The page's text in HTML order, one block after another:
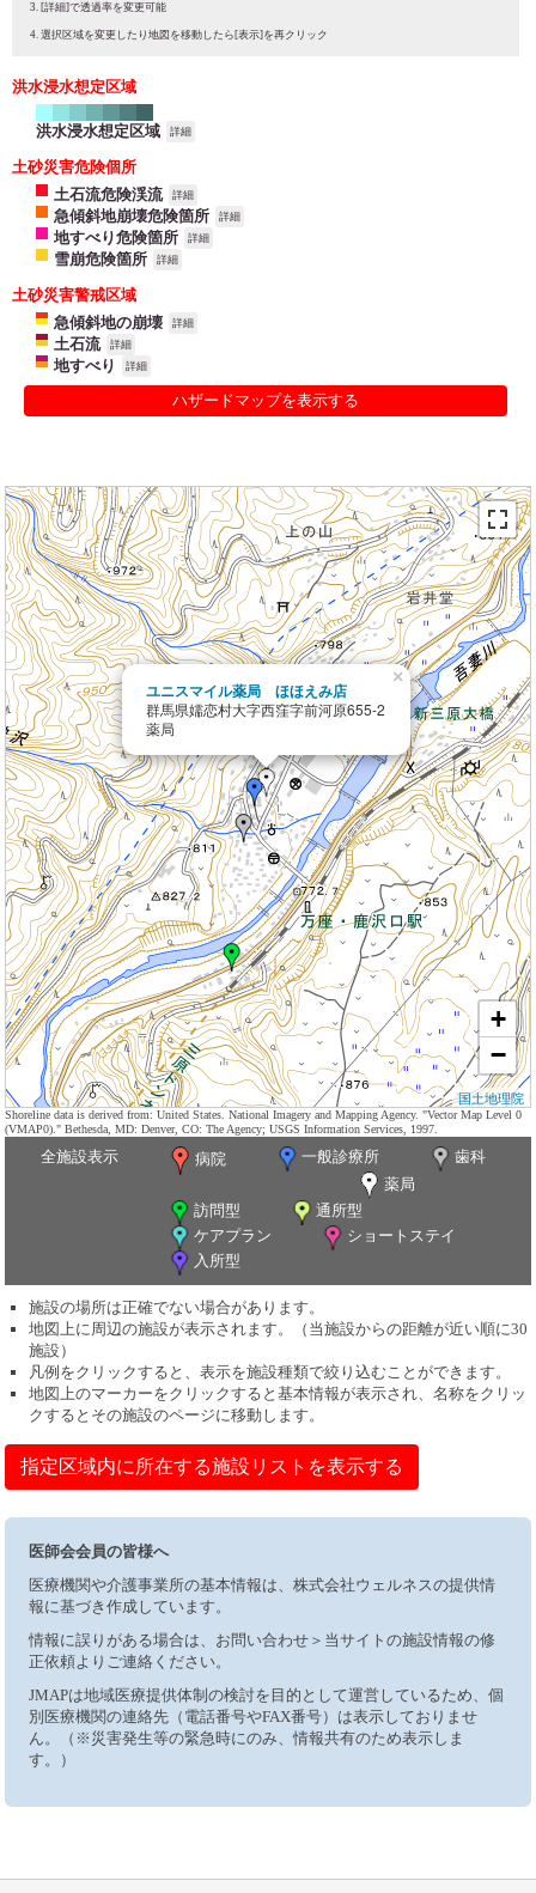
[詳細]で透過率を変更可能
選択区域を変更したり地図を移動したら[表示]を再クリック
洪水浸水想定区域
洪水浸水想定区域 詳細
土砂災害危険個所
土石流危険渓流
詳細
急傾斜地崩壊危険箇所 詳細
地すべり危険箇所 詳細
雪崩危険箇所 詳細
土砂災害警戒区域
急傾斜地の崩壊
詳細
土石流 詳細
地すべり 詳細
ハザードマップを表示する
ユニスマイル薬局 ほほえみ店
群馬県嬬恋村大字西窪字前河原655-2
薬局
×
+
−
国土地理院
Shoreline data is derived from: United States. National Imagery and Mapping Agency. "Vector Map Level 0
(VMAP0)." Bethesda, MD: Denver, CO: The Agency; USGS Information Services, 1997.
全施設表示 病院 一般診療所
歯科
薬局
訪問型
通所型
ケアプラン
ショートステイ
入所型
施設の場所は正確でない場合があります。
地図上に周辺の施設が表示されます。（当施設からの距離が近い順に30
施設）
凡例をクリックすると、表示を施設種類で絞り込むことができます。
地図上のマーカーをクリックすると基本情報が表示され、名称をクリッ
クするとその施設のページに移動します。
指定区域内に所在する施設リストを表示する
医師会会員の皆様へ
医療機関や介護事業所の基本情報は、株式会社ウェルネスの提供情
報に基づき作成しています。
情報に誤りがある場合は、お問い合わせ＞当サイトの施設情報の修
正依頼よりご連絡ください。
JMAPは地域医療提供体制の検討を目的として運営しているため、個
別医療機関の連絡先（電話番号やFAX番号）は表示しておりませ
ん。（※災害発生等の緊急時にのみ、情報共有のため表示しま
す。）